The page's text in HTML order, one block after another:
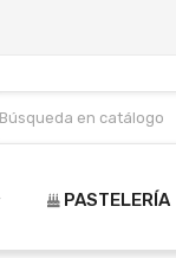
PASTELERÍA